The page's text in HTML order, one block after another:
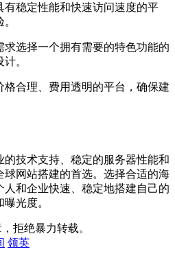
有稳定性能和快速访问速度的平
求选择一个拥有需要的特色功能的
。
格合理、费用透明的平台，确保建
技术支持、稳定的服务器性能和
网站搭建的首选。选择合适的海
和企业快速、稳定地搭建自己的
光度。
拒绝暴力转载。
领英